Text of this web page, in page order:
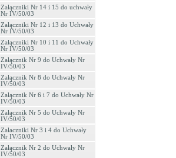
Załączniki Nr 14 i 15 do uchwały
Nr IV/50/03
Załączniki Nr 12 i 13 do Uchwały
Nr IV/50/03
Załączniki Nr 10 i 11 do Uchwały
Nr IV/50/03
Załącznik Nr 9 do Uchwały Nr
IV/50/03
Załącznik Nr 8 do Uchwały Nr
IV/50/03
Załącznik Nr 6 i 7 do Uchwały Nr
IV/50/03
Załącznik Nr 5 do Uchwały Nr
IV/50/03
Załaczniki Nr 3 i 4 do Uchwały
Nr IV/50/03
Załącznik Nr 2 do Uchwały Nr
IV/50/03